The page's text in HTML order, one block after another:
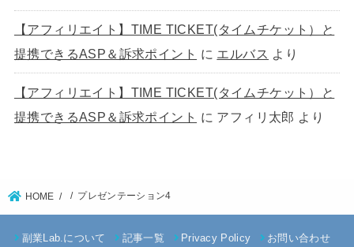
【アフィリエイト】TIME TICKET(タイムチケット）と
提携できるASP＆訴求ポイント に エルバス より
【アフィリエイト】TIME TICKET(タイムチケット）と
提携できるASP＆訴求ポイント に アフィリ太郎 より
HOME プレゼンテーション4
副業Lab.について 記事一覧 Privacy Policy お問い合わせ